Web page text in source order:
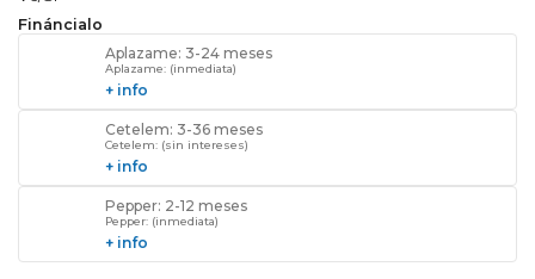
Fináncialo
Aplazame: 3-24 meses
Aplazame: (inmediata)
+ info
Cetelem: 3-36 meses
Cetelem: (sin intereses)
+ info
Pepper: 2-12 meses
Pepper: (inmediata)
+ info